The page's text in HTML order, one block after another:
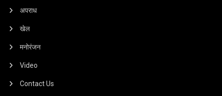
अपराध
खेल
मनोरंजन
Video
Contact Us